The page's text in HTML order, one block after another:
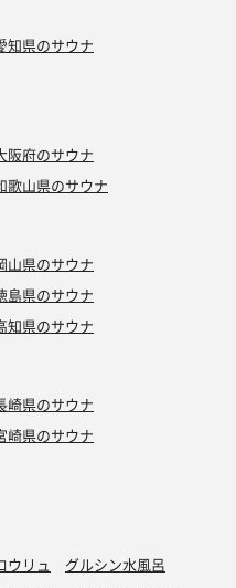
知県のサウナ
阪府のサウナ
歌山県のサウナ
山県のサウナ
島県のサウナ
知県のサウナ
崎県のサウナ
崎県のサウナ
ウリュ
グルシン水風呂